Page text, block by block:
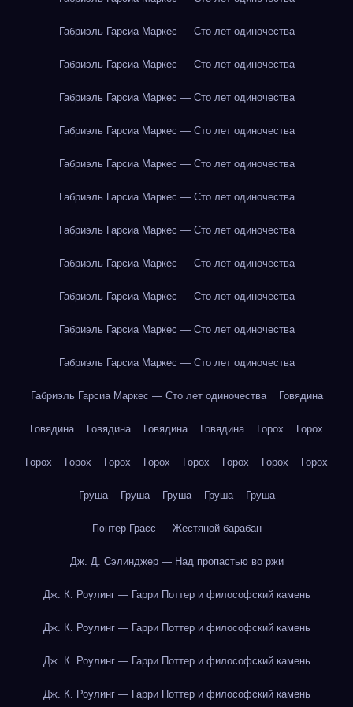
Габриэль Гарсиа Маркес — Сто лет одиночества
Габриэль Гарсиа Маркес — Сто лет одиночества
Габриэль Гарсиа Маркес — Сто лет одиночества
Габриэль Гарсиа Маркес — Сто лет одиночества
Габриэль Гарсиа Маркес — Сто лет одиночества
Габриэль Гарсиа Маркес — Сто лет одиночества
Габриэль Гарсиа Маркес — Сто лет одиночества
Габриэль Гарсиа Маркес — Сто лет одиночества
Габриэль Гарсиа Маркес — Сто лет одиночества
Габриэль Гарсиа Маркес — Сто лет одиночества
Габриэль Гарсиа Маркес — Сто лет одиночества
Габриэль Гарсиа Маркес — Сто лет одиночества Говядина
Говядина Говядина Говядина Говядина Горох Горох
Горох Горох Горох Горох Горох Горох Горох Горох
Груша Груша Груша Груша Груша
Гюнтер Грасс — Жестяной барабан
Дж. Д. Сэлинджер — Над пропастью во ржи
Дж. К. Роулинг — Гарри Поттер и философский камень
Дж. К. Роулинг — Гарри Поттер и философский камень
Дж. К. Роулинг — Гарри Поттер и философский камень
Дж. К. Роулинг — Гарри Поттер и философский камень